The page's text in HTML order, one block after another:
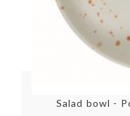
Salad bowl -